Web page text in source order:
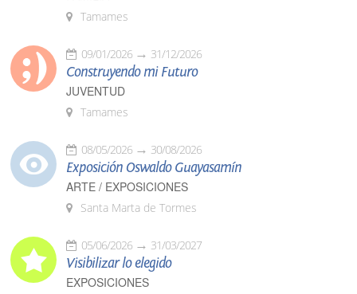
Tamames
09/01/2026 31/12/2026
Construyendo mi Futuro
JUVENTUD
Tamames
08/05/2026 30/08/2026
Exposición Oswaldo Guayasamín
ARTE / EXPOSICIONES
Santa Marta de Tormes
05/06/2026 31/03/2027
Visibilizar lo elegido
EXPOSICIONES